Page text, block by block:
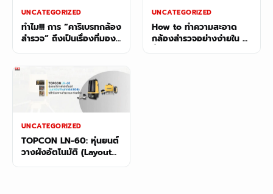
UNCATEGORIZED
ทำไม!!! การ “คาริเบรทกล้อง
สำรวจ” ถึงเป็นเรื่องที่มอง
ข้ามไม่ได้?
UNCATEGORIZED
How to ทำความสะอาด
กล้องสำรวจอย่างง่ายใน 5
ขั้นตอน
UNCATEGORIZED
TOPCON LN-60: หุ่นยนต์
วางผังอัตโนมัติ (Layout
Navigator) พลิกโฉมงาน